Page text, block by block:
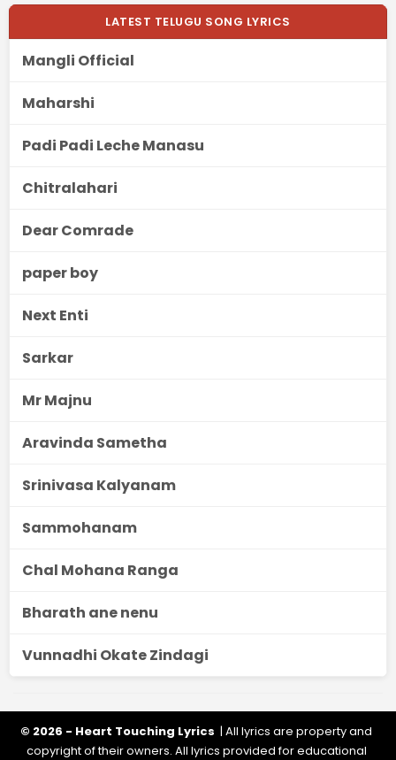
LATEST TELUGU SONG LYRICS
Mangli Official
Maharshi
Padi Padi Leche Manasu
Chitralahari
Dear Comrade
paper boy
Next Enti
Sarkar
Mr Majnu
Aravinda Sametha
Srinivasa Kalyanam
Sammohanam
Chal Mohana Ranga
Bharath ane nenu
Vunnadhi Okate Zindagi
© 2026 - Heart Touching Lyrics | All lyrics are property and
copyright of their owners. All lyrics provided for educational